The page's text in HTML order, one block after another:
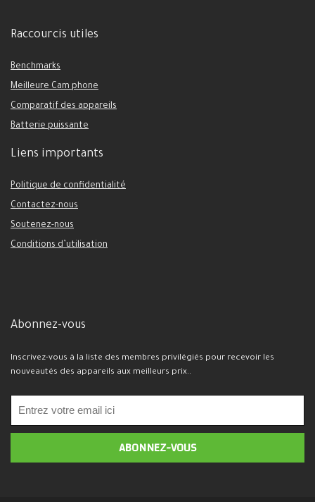
Raccourcis utiles
Benchmarks
Meilleure Cam phone
Comparatif des appareils
Batterie puissante
Liens importants
Politique de confidentialité
Contactez-nous
Soutenez-nous
Conditions d’utilisation
Abonnez-vous
Inscrivez-vous à la liste des membres privilégiés pour recevoir les
nouveautés des appareils aux meilleurs prix..